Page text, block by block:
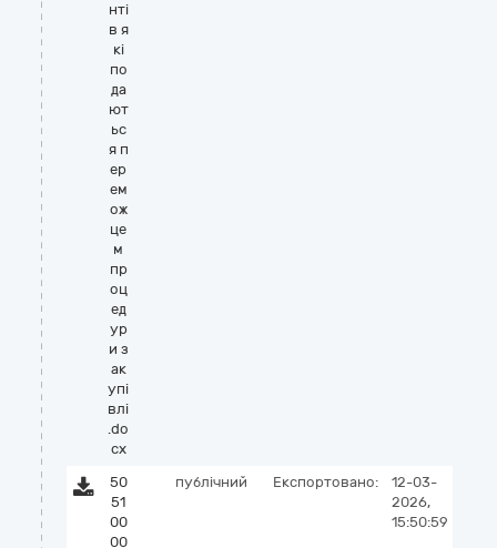
нті
в я
кі
по
да
ют
ьс
я п
ер
ем
ож
це
м
пр
оц
ед
ур
и з
ак
упі
влі
.do
cx
50
51
00
00
публічний Експортовано:
12-03-
2026,
15:50:59